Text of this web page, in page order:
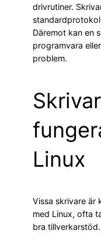
drivrutiner.
Däremot kan en
programvara
problem.
Linux
Vissa skrivare är
med Linux, ofta
bra